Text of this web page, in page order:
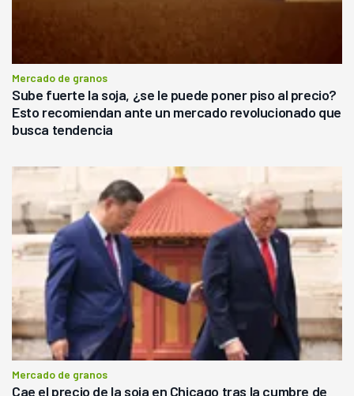
Mercado de granos
Sube fuerte la soja, ¿se le puede poner piso al precio?
Esto recomiendan ante un mercado revolucionado que
busca tendencia
Mercado de granos
Cae el precio de la soja en Chicago tras la cumbre de